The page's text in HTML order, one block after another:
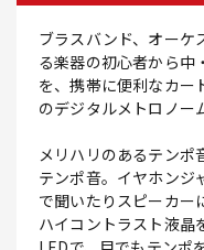
ブラスバンド、オーケ
る楽器の初心者から中
を、携帯に便利なカー
のデジタルメトロノー
メリハリのあるテンポ
テンポ音。イヤホンジ
で聞いたりスピーカー
ハイコントラスト液晶